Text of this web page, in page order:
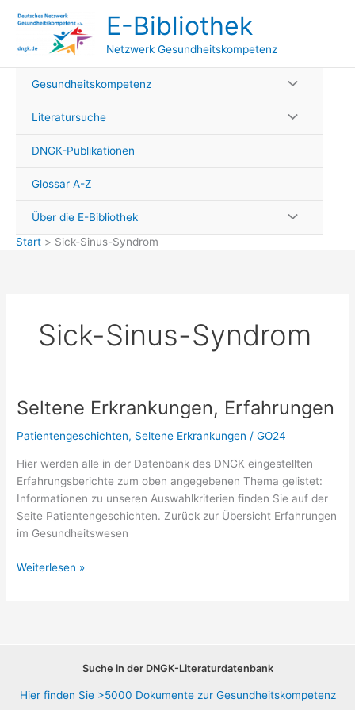
Inhalt
E-Bibliothek
Netzwerk Gesundheitskompetenz
Gesundheitskompetenz
Literatursuche
DNGK-Publikationen
Glossar A-Z
Über die E-Bibliothek
Start
Sick-Sinus-Syndrom
Sick-Sinus-Syndrom
Seltene Erkrankungen, Erfahrungen
Patientengeschichten, Seltene Erkrankungen /GO24
Hier werden alle in der Datenbank des DNGK eingestellten
Erfahrungsberichte zum oben angegebenen Thema gelistet:
Informationen zu unseren Auswahlkriterien finden Sie auf der
Seite Patientengeschichten. Zurück zur Übersicht Erfahrungen
im Gesundheitswesen
Seltene
Weiterlesen »
Suche in der DNGK-Literaturdatenbank
Hier finden Sie >5000 Dokumente zur Gesundheitskompetenz